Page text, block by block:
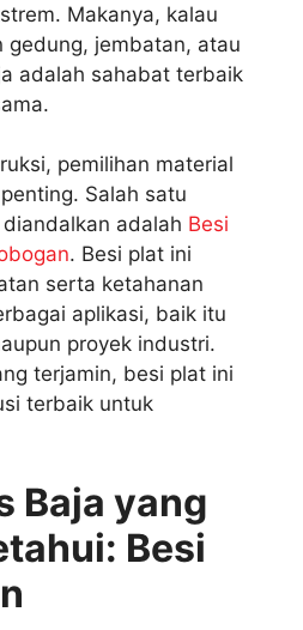
Makanya, kalau
gedung, jembatan, atau
adalah sahabat terbaik
pemilihan material
Salah satu
adalah Besi
. Besi plat ini
serta ketahanan
aplikasi, baik itu
proyek industri.
terjamin, besi plat ini
terbaik untuk
Baja yang
Besi